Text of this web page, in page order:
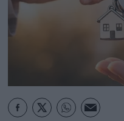
MY PROPERTY
ΚΑΡΑΜΠΟΛΕΣ